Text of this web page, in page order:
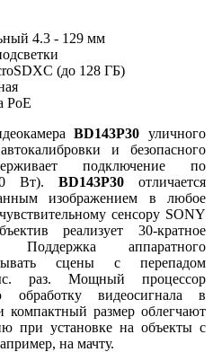
4.3 - 129 мм
(до 128 ГБ)
PoE
BD143P30 уличного
и безопасного
подключение по
Вт). BD143P30отличается
изображением в любое
сенсору SONY
реализует 30-кратное
Поддержка аппаратного
сцены с перепадом
раз. Мощный процессор
обработку видеосигнала в
размер облегчают
при установке на объекты с
на мачту.